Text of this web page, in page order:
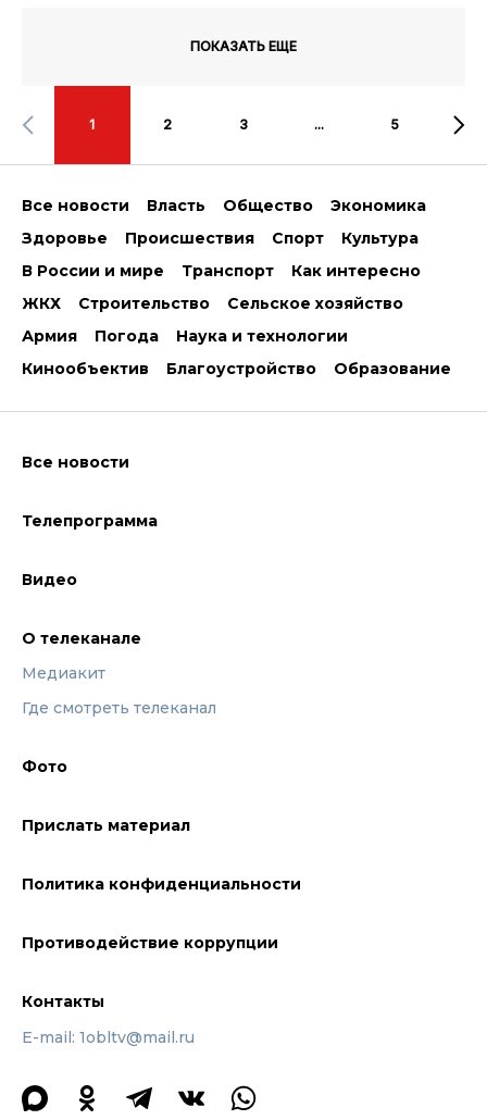
ПОКАЗАТЬ ЕЩЕ
1 2 3 ... 5
Все новости Власть Общество
Экономика
Здоровье
Происшествия Спорт
Культура
В России и мире
Транспорт
Как интересно
ЖКХ
Строительство
Сельское хозяйство
Армия
Погода
Наука и технологии
Кинообъектив
Благоустройство Образование
Все новости
Телепрограмма
Видео
О телеканале
Медиакит
Где смотреть телеканал
Фото
Прислать материал
Политика конфиденциальности
Противодействие коррупции
Контакты
E-mail: 1obltv@mail.ru